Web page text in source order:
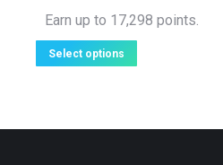
Earn up to 17,298 points.
Select options